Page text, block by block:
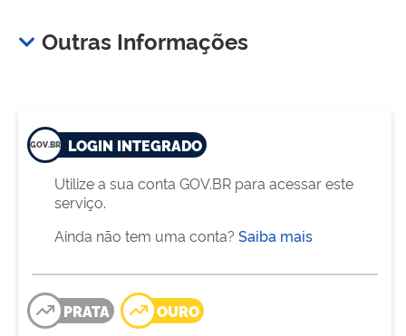
Outras Informações
LOGIN INTEGRADO
Utilize a sua conta GOV.BR para acessar este
serviço.
Ainda não tem uma conta? Saiba mais
PRATA
OURO